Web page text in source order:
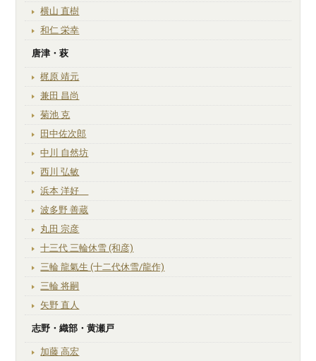
横山 直樹
和仁 栄幸
唐津・萩
梶原 靖元
兼田 昌尚
菊池 克
田中佐次郎
中川 自然坊
西川 弘敏
浜本 洋好
波多野 善蔵
丸田 宗彦
十三代 三輪休雪 (和彦)
三輪 龍氣生 (十二代休雪/龍作)
三輪 将嗣
矢野 直人
志野・織部・黄瀬戸
加藤 高宏